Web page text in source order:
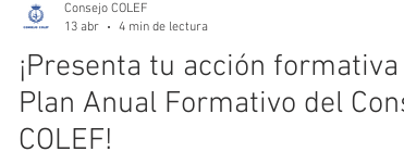
¡Presenta tu acción
Plan Anual Formativo del
COLEF!
Consejo COLEF
13 abr
4 min de lectura